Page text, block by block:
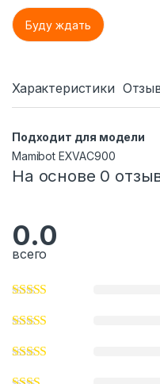
Характеристики
Подходит для модели
Mamibot EXVAC900
На основе 0
0.0
всего